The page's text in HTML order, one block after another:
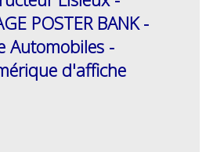
POSTER BANK -
Automobiles -
d'affiche